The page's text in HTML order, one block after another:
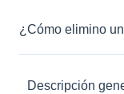
¿Cómo elimino
Descripción